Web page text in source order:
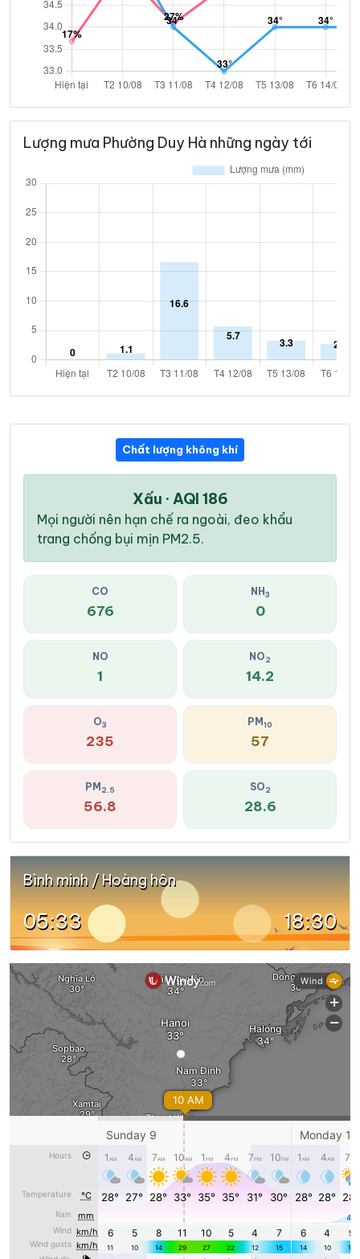
Lượng mưa Phường Duy Hà những ngày tới
Chất lượng không khí
Xấu · AQI 186
Mọi người nên hạn chế ra ngoài, đeo khẩu
trang chống bụi mịn PM2.5.
CO
676
NH 3
0
NO
1
NO2
14.2
O3
235
PM10
57
PM 2.5
56.8
SO2
28.6
Bình minh / Hoàng hôn
05:33 18:30